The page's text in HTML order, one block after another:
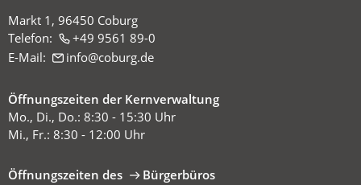
Markt 1, 96450 Coburg
Telefon:
+49 9561 89-0
E-Mail:
info coburg de
Öffnungszeiten der Kernverwaltung
Mo., Di., Do.: 8:30 - 15:30 Uhr
Mi., Fr.: 8:30 - 12:00 Uhr
Öffnungszeiten des
Bürgerbüros